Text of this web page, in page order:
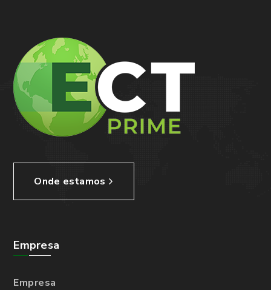
Onde estamos
Empresa
Empresa